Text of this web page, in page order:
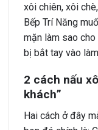
xôi chiên, xôi
Bếp Trí Năng
mặn làm sao cho
bị bắt tay vào
2 cách nấu
khách”
Hai cách ở đây